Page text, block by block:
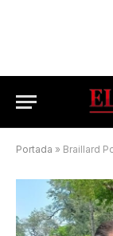
Portada » Braillard